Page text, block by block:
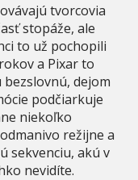
tvorcovia
stopáže, ale
to už pochopili
a Pixar to
dejom
podčiarkuje
niekoľko
režijne a
sekvenciu, akú v
nevidíte.